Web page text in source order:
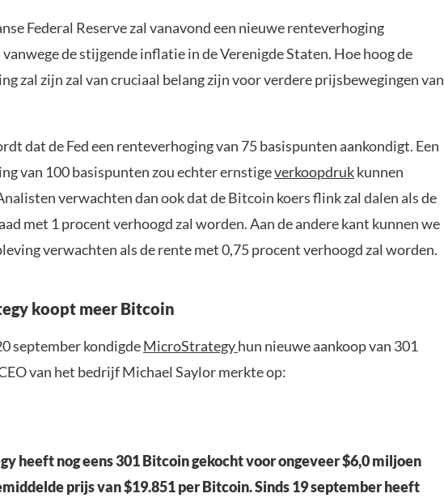
Federal Reserve zal vanavond een nieuwe renteverhoging
de stijgende inflatie in de Verenigde Staten. Hoe hoog de
zal zijn zal van cruciaal belang zijn voor verdere prijsbewegingen van
dat de Fed een renteverhoging van 75 basispunten aankondigt. Een
van 100 basispunten zou echter ernstigeverkoopdrukkunnen
verwachten dan ook dat de Bitcoin koers flink zal dalen als de
met 1 procent verhoogd zal worden. Aan de andere kant kunnen we
verwachten als de rente met 0,75 procent verhoogd zal worden.
koopt meer Bitcoin
september kondigdeMicroStrategyhun nieuwe aankoop van 301
van het bedrijf Michael Saylor merkte op:
heeft nog eens 301 Bitcoin gekocht voor ongeveer $6,0 miljoen
prijs van $19.851 per Bitcoin. Sinds 19 september heeft